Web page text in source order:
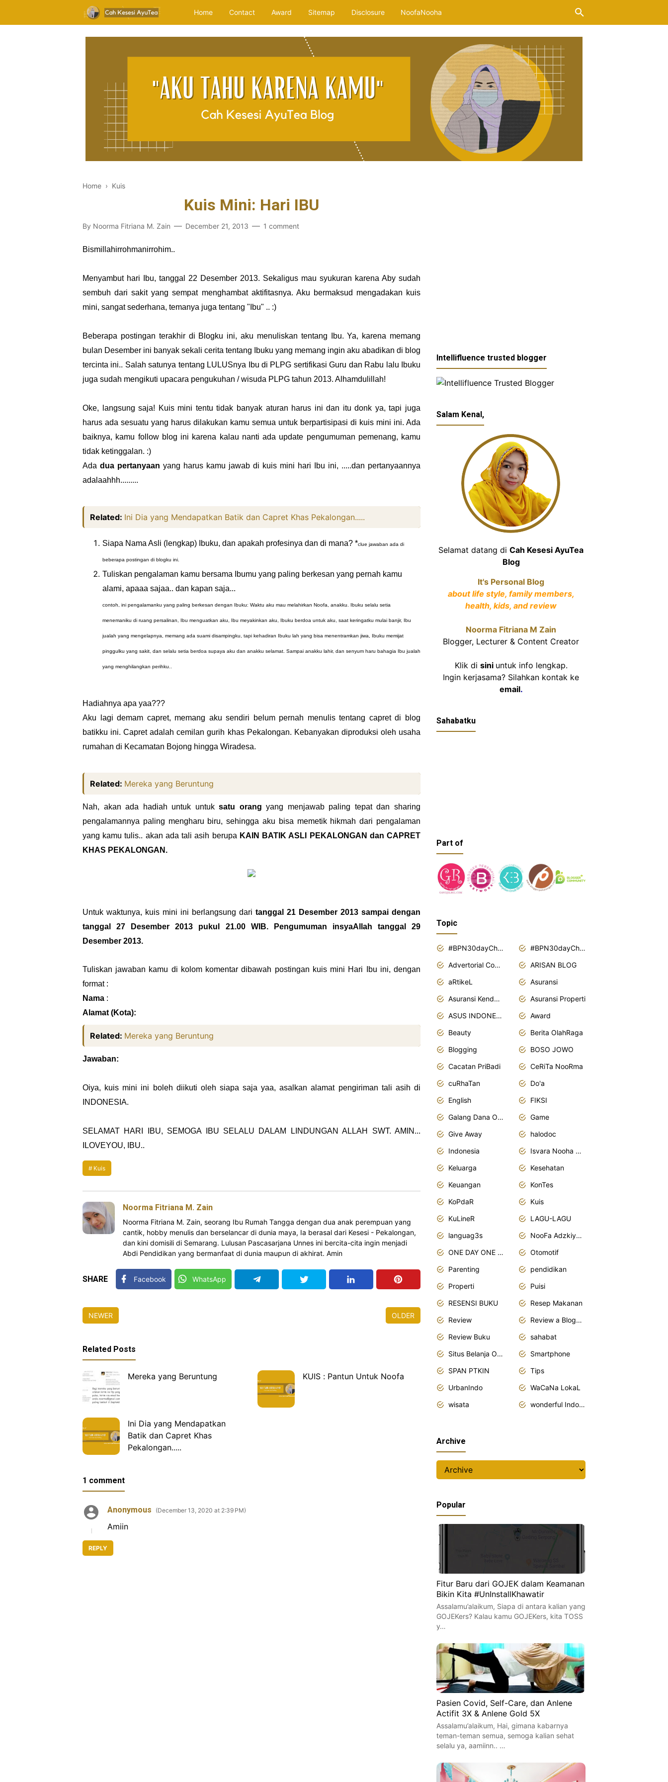
Home Contact Award Sitemap Disclosure NoofaNooha
Home › Kuis
Kuis Mini: Hari IBU
By Noorma Fitriana M. Zain December 21, 2013 1 comment
Bismillahirrohmanirrohim..
Menyambut hari Ibu, tanggal 22 Desember 2013. Sekaligus mau syukuran karena Aby sudah
sembuh dari sakit yang sempat menghambat aktifitasnya. Aku bermaksud mengadakan kuis
mini, sangat sederhana, temanya juga tentang "Ibu" .. :)
Beberapa postingan terakhir di Blogku ini, aku menuliskan tentang Ibu. Ya, karena memang
bulan Desember ini banyak sekali cerita tentang Ibuku yang memang ingin aku abadikan di blog
tercinta ini.. Salah satunya tentang LULUSnya Ibu di PLPG sertifikasi Guru dan Rabu lalu Ibuku
juga sudah mengikuti upacara pengukuhan / wisuda PLPG tahun 2013. Alhamdulillah!
Oke, langsung saja! Kuis mini tentu tidak banyak aturan harus ini dan itu donk ya, tapi juga
harus ada sesuatu yang harus dilakukan kamu semua untuk berpartisipasi di kuis mini ini. Ada
baiknya, kamu follow blog ini karena kalau nanti ada update pengumuman pemenang, kamu
tidak ketinggalan. :)
Ada dua pertanyaan yang harus kamu jawab di kuis mini hari Ibu ini, .....dan pertanyaannya
adalaahhh.........
Related: Ini Dia yang Mendapatkan Batik dan Capret Khas Pekalongan.....
Siapa Nama Asli (lengkap) Ibuku, dan apakah profesinya dan di mana? *clue jawaban ada di
beberapa postingan di blogku ini.
Tuliskan pengalaman kamu bersama Ibumu yang paling berkesan yang pernah kamu
alami, apaaa sajaa.. dan kapan saja...
contoh, ini pengalamanku yang paling berkesan dengan Ibuku: Waktu aku mau melahirkan Noofa, anakku. Ibuku selalu setia
menemaniku di ruang persalinan, Ibu menguatkan aku, Ibu meyakinkan aku, Ibuku berdoa untuk aku, saat keringatku mulai banjir, Ibu
jualah yang mengelapnya, memang ada suami disampingku, tapi kehadiran Ibuku lah yang bisa menentramkan jiwa, Ibuku memijat
pinggulku yang sakit, dan selalu setia berdoa supaya aku dan anakku selamat. Sampai anakku lahir, dan senyum haru bahagia Ibu jualah
yang menghilangkan perihku..
Hadiahnya apa yaa???
Aku lagi demam capret, memang aku sendiri belum pernah menulis tentang capret di blog
batikku ini. Capret adalah cemilan gurih khas Pekalongan. Kebanyakan diproduksi oleh usaha
rumahan di Kecamatan Bojong hingga Wiradesa.
Related: Mereka yang Beruntung
Nah, akan ada hadiah untuk untuksatu orang yang menjawab paling tepat dan sharing
pengalamannya paling mengharu biru, sehingga aku bisa memetik hikmah dari pengalaman
yang kamu tulis.. akan ada tali asih berupa KAIN BATIK ASLI PEKALONGAN dan CAPRET
KHAS PEKALONGAN.
Untuk waktunya, kuis mini ini berlangsung dari tanggal 21 Desember 2013 sampai dengan
tanggal 27 Desember 2013 pukul 21.00 WIB. Pengumuman insyaAllah tanggal 29
Desember 2013.
Tuliskan jawaban kamu di kolom komentar dibawah postingan kuis mini Hari Ibu ini, dengan
format :
Nama :
Alamat (Kota):
Related: Mereka yang Beruntung
Jawaban:
Oiya, kuis mini ini boleh diikuti oleh siapa saja yaa, asalkan alamat pengiriman tali asih di
INDONESIA.
SELAMAT HARI IBU, SEMOGA IBU SELALU DALAM LINDUNGAN ALLAH SWT. AMIN...
ILOVEYOU, IBU..
Kuis
Noorma Fitriana M. Zain
Noorma Fitriana M. Zain, seorang Ibu Rumah Tangga dengan dua anak perempuan yang
cantik, hobby menulis dan berselancar di dunia maya, Ia berasal dari Kesesi - Pekalongan,
dan kini domisili di Semarang. Lulusan Pascasarjana Unnes ini bercita-cita ingin menjadi
Abdi Pendidikan yang bermanfaat di dunia maupun di akhirat. Amin
SHARE Facebook WhatsApp
NEWER OLDER
Related Posts
Mereka yang Beruntung KUIS : Pantun Untuk Noofa
Ini Dia yang Mendapatkan
Batik dan Capret Khas
Pekalongan.....
1 comment
Anonymous December 13, 2020 at 2:39 PM
Amiin
REPLY
Intellifluence trusted blogger
Salam Kenal,
Selamat datang di Cah Kesesi AyuTea
Blog
It's Personal Blog
about life style, family members,
health, kids, and review
Noorma Fitriana M Zain
Blogger, Lecturer & Content Creator
Klik di sini untuk info lengkap.
Ingin kerjasama? Silahkan kontak ke
email.
Sahabatku
Part of
Topic
#BPN30dayChallenge2018
#BPN30dayChallenge2019
Advertorial Content
ARISAN BLOG
aRtikeL
Asuransi
Asuransi Kendaraan
Asuransi Properti
ASUS INDONESIA
Award
Beauty
Berita OlahRaga
Blogging
BOSO JOWO
Cacatan PriBadi
CeRiTa NooRma
cuRhaTan
Do'a
English
FIKSI
Galang Dana Online
Game
Give Away
halodoc
Indonesia
Isvara Nooha Mukhbita Zain
Keluarga
Kesehatan
Keuangan
KonTes
KoPdaR
Kuis
KuLineR
LAGU-LAGU
languag3s
NooFa Adzkiya Putri Zain
ONE DAY ONE POST
Otomotif
Parenting
pendidikan
Properti
Puisi
RESENSI BUKU
Resep Makanan
Review
Review a Blogger
Review Buku
sahabat
Situs Belanja Online
Smartphone
SPAN PTKIN
Tips
UrbanIndo
WaCaNa LokaL
wisata
wonderful Indonesia
Archive
Popular
Fitur Baru dari GOJEK dalam Keamanan
Bikin Kita #UnInstallKhawatir
Assalamu’alaikum, Siapa di antara kalian yang
GOJEKers? Kalau kamu GOJEKers, kita TOSS
y…
Pasien Covid, Self-Care, dan Anlene
Actifit 3X & Anlene Gold 5X
Assalamu’alaikum, Hai, gimana kabarnya
teman-teman semua, semoga kalian sehat
selalu ya, aamiinn.. …